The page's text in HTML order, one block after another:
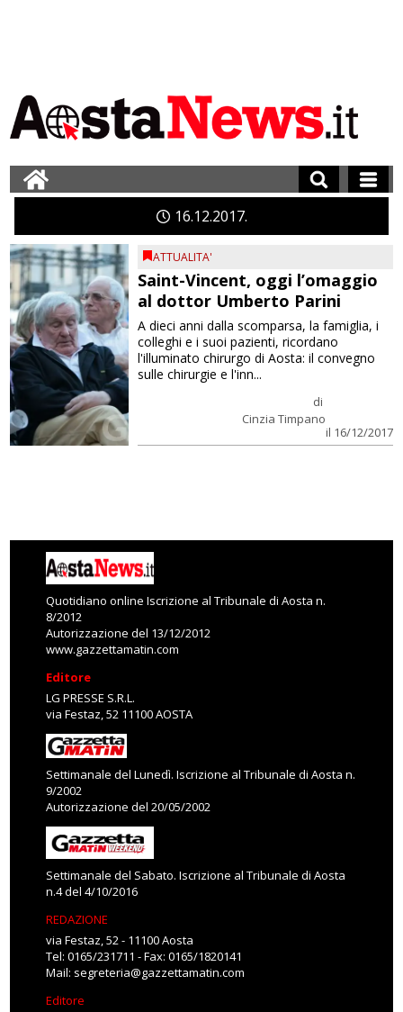
16 12 2017
ATTUALITA'
Saint-Vincent, oggi l’omaggio
al dottor Umberto Parini
di
Cinzia Timpano
il 16/12/2017
A dieci anni dalla scomparsa, la famiglia, i
colleghi e i suoi pazienti, ricordano
l'illuminato chirurgo di Aosta: il convegno
sulle chirurgie e l'inn...
Quotidiano online Iscrizione al Tribunale di Aosta n.
8/2012
Autorizzazione del 13/12/2012
www.gazzettamatin.com
Editore
LG PRESSE S.R.L.
via Festaz, 52 11100 AOSTA
Settimanale del Lunedì. Iscrizione al Tribunale di Aosta n.
9/2002
Autorizzazione del 20/05/2002
Settimanale del Sabato. Iscrizione al Tribunale di Aosta
n.4 del 4/10/2016
REDAZIONE
via Festaz, 52 - 11100 Aosta
Tel: 0165/231711 - Fax: 0165/1820141
Mail: segreteria@gazzettamatin.com
Editore